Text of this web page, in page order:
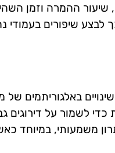
ההמרה וזמן
לבצע שיפורים בעמודי
באלגוריתמים של
לשמור על דירוגים
משמעותי, במיוחד